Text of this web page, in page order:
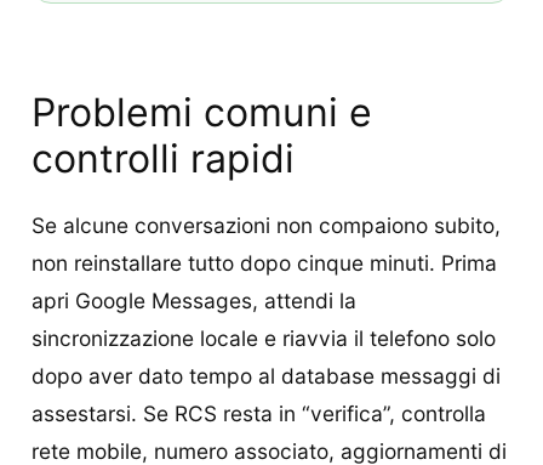
Problemi comuni e
controlli rapidi
Se alcune conversazioni non compaiono subito,
non reinstallare tutto dopo cinque minuti. Prima
apri Google Messages, attendi la
sincronizzazione locale e riavvia il telefono solo
dopo aver dato tempo al database messaggi di
assestarsi. Se RCS resta in “verifica”, controlla
rete mobile, numero associato, aggiornamenti di